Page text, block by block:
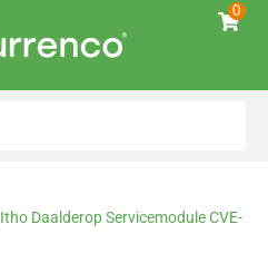
0
Itho Daalderop Servicemodule CVE-